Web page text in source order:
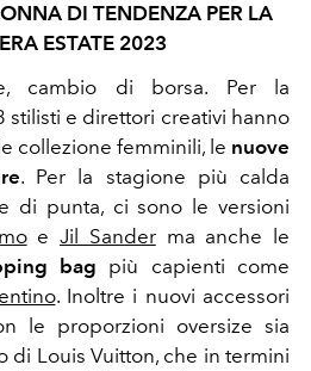
DI TENDENZA PER LA
ESTATE 2023
cambio di borsa. Per la
stilisti e direttori creativi hanno
collezione femminili, le nuove
. Per la stagione più calda
di punta, ci sono le versioni
e Jil Sanderma anche le
bag più capienti come
. Inoltre i nuovi accessori
le proporzioni oversize sia
di Louis Vuitton, che in termini